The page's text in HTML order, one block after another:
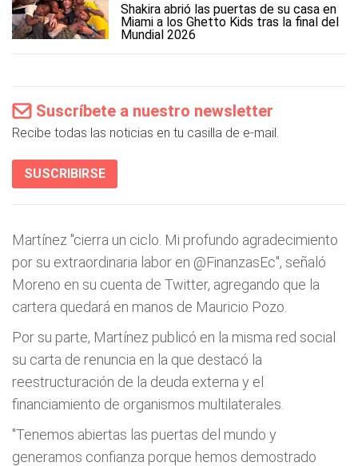
Shakira abrió las puertas de su casa en
Miami a los Ghetto Kids tras la final del
Mundial 2026
Suscríbete a nuestro newsletter
Recibe todas las noticias en tu casilla de e-mail.
SUSCRIBIRSE
Martínez "cierra un ciclo. Mi profundo agradecimiento
por su extraordinaria labor en @FinanzasEc", señaló
Moreno en su cuenta de Twitter, agregando que la
cartera quedará en manos de Mauricio Pozo.
Por su parte, Martínez publicó en la misma red social
su carta de renuncia en la que destacó la
reestructuración de la deuda externa y el
financiamiento de organismos multilaterales.
"Tenemos abiertas las puertas del mundo y
generamos confianza porque hemos demostrado